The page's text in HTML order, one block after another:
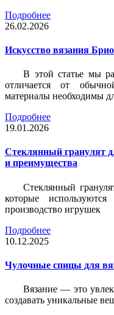
Подробнее
26.02.2026
Искусство вязания
В этой статье мы
отличается от
материалы необходимы
Подробнее
19.01.2026
Стеклянный гранулят
и преимущества
Стеклянный
которые
производство игрушек
Подробнее
10.12.2025
Чулочные спицы для
Вязание — это
создавать уникальные